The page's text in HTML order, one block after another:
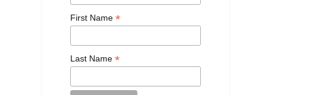
First Name *
Last Name *